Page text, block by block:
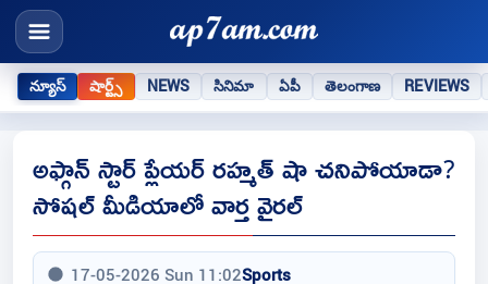
న్యూస్ షార్ట్స్ NEWS సినిమా ఏపీ తెలంగాణ REVIEWS
అఫ్గాన్‌ స్టార్‌ ప్లేయర్‌ రహ్మత్‌ షా చనిపోయాడా?
సోషల్‌ మీడియాలో వార్త వైరల్‌
17-05-2026 Sun 11:02Sports